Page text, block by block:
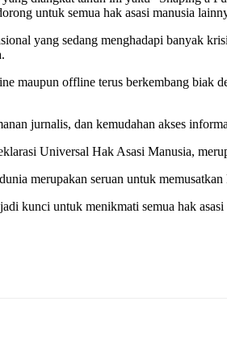
untuk semua hak asasi manusia
yang sedang menghadapi banyak
maupun offline terus berkembang
jurnalis, dan kemudahan akses
Universal Hak Asasi Manusia,
merupakan seruan untuk memusatkan
kunci untuk menikmati semua hak